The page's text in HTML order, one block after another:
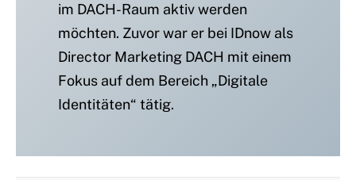
im DACH-Raum aktiv werden
möchten. Zuvor war er bei IDnow als
Director Marketing DACH mit einem
Fokus auf dem Bereich „Digitale
Identitäten“ tätig.